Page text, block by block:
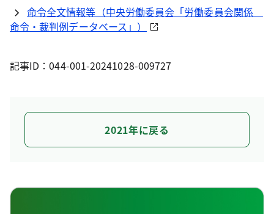
命令全文情報等（中央労働委員会「労働委員会関係
命令・裁判例データベース」）
記事ID：044-001-20241028-009727
2021年に戻る